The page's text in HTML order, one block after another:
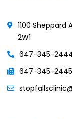
1100 Sheppard
2W1
647-345-
647-345-2445